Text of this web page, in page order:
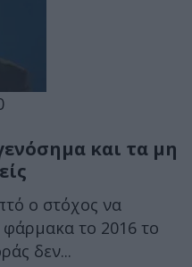
και τα μη
ο στόχος να
το 2016 το
δεν...